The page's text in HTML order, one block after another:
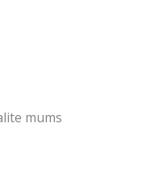
mums